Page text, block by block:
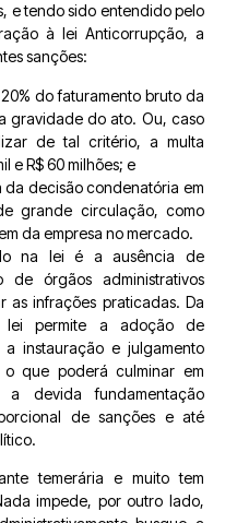
e tendo sido entendido pelo
à lei Anticorrupção, a
sanções:
do faturamento bruto da
gravidade do ato. Ou, caso
de tal critério, a multa
e R$ 60 milhões; e
decisão condenatória em
grande circulação, como
da empresa no mercado.
na lei é a ausência de
órgãos administrativos
as infrações praticadas. Da
permite a adoção de
instauração e julgamento
o que poderá culminar em
a devida fundamentação
de sanções e até
temerária e muito tem
impede, por outro lado,